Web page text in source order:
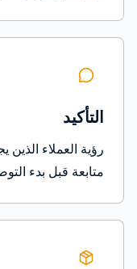
التأكيد
رؤية العملاء
متابعة قبل بدء